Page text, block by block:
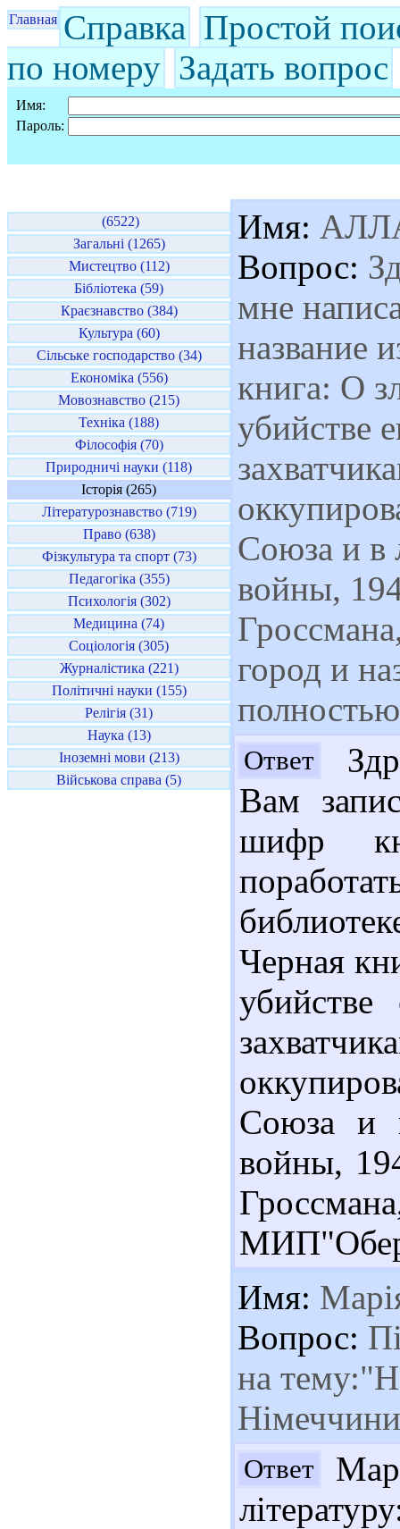
Главная Справка Простой
по номеру Задать вопрос
Имя:
Пароль:
(6522)
Загальні (1265)
Мистецтво (112)
Бібліотека (59)
Краєзнавство (384)
Культура (60)
Сільське господарство (34)
Економіка (556)
Мовознавство (215)
Техніка (188)
Філософія (70)
Природничі науки (118)
Історія (265)
Літературознавство (719)
Право (638)
Фізкультура та спорт (73)
Педагогіка (355)
Психологія (302)
Медицина (74)
Соціологія (305)
Журналістика (221)
Політичні науки (155)
Релігія (31)
Наука (13)
Іноземні мови (213)
Військова справа (5)
Имя:
Вопрос:
мне
название
книга: О
убийстве
Союза и в
войны,
город и
Ответ
Вам
шифр
Черная
убийстве
Союза и
войны,
Имя:
Вопрос:
на
Ответ